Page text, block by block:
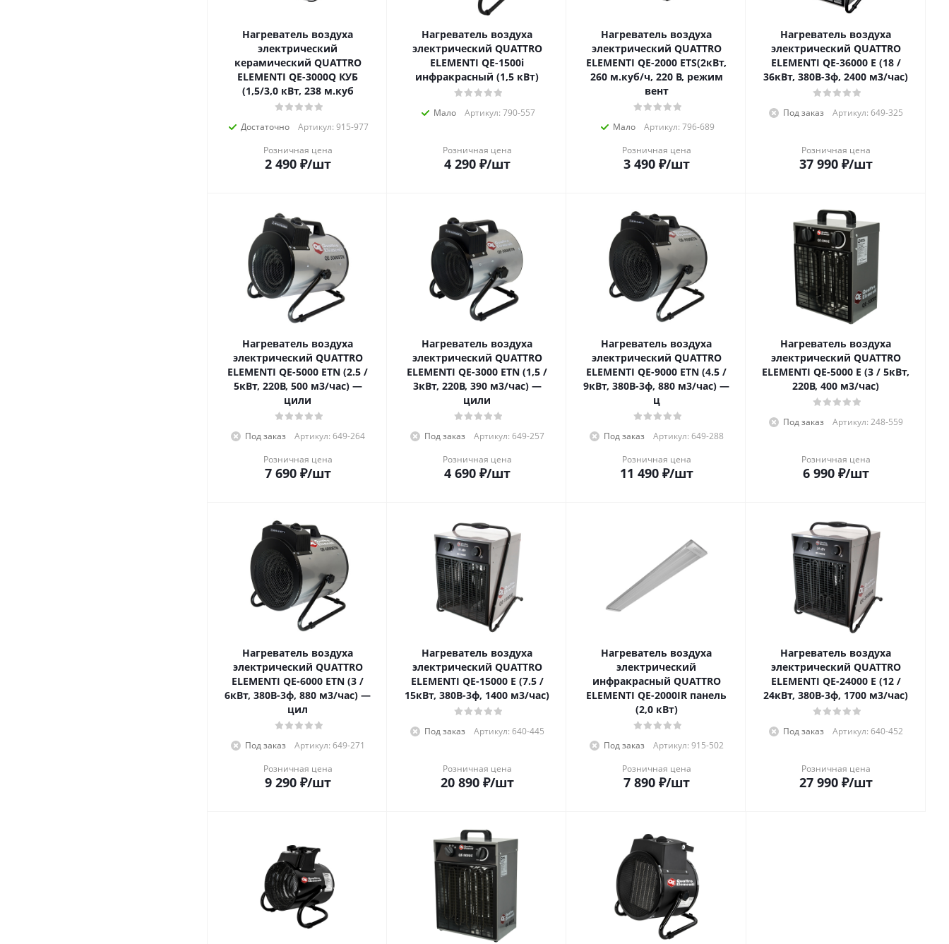
Нагреватель воздуха
электрический
керамический QUATTRO
ELEMENTI QE-3000Q КУБ
(1,5/3,0 кВт, 238 м.куб
Достаточно
Артикул: 915-977
Розничная цена
2 490₽/шт
Нагреватель воздуха
электрический QUATTRO
ELEMENTI QE-1500i
инфракрасный (1,5 кВт)
Мало Артикул: 790-557
Розничная цена
4 290₽/шт
Нагреватель воздуха
электрический QUATTRO
ELEMENTI QE-2000 ETS(2кВт,
260 м.куб/ч, 220 В, режим
вент
Мало
Артикул: 796-689
Розничная цена
3 490₽/шт
Нагреватель воздуха
электрический QUATTRO
ELEMENTI QE-36000 E (18 /
36кВт, 380В-3ф, 2400 м3/час)
Под заказ Артикул: 649-325
Розничная цена
37 990₽/шт
Нагреватель воздуха
электрический QUATTRO
ELEMENTI QE-5000 ETN (2.5 /
5кВт, 220В, 500 м3/час) —
цили
Под заказ
Артикул: 649-264
Розничная цена
7 690₽/шт
Нагреватель воздуха
электрический QUATTRO
ELEMENTI QE-3000 ETN (1,5 /
3кВт, 220В, 390 м3/час) —
цили
Под заказ
Артикул: 649-257
Розничная цена
4 690₽/шт
Нагреватель воздуха
электрический QUATTRO
ELEMENTI QE-9000 ETN (4.5 /
9кВт, 380В-3ф, 880 м3/час) —
ц
Под заказ
Артикул: 649-288
Розничная цена
11 490₽/шт
Нагреватель воздуха
электрический QUATTRO
ELEMENTI QE-5000 E (3 / 5кВт,
220В, 400 м3/час)
Под заказ Артикул: 248-559
Розничная цена
6 990₽/шт
Нагреватель воздуха
электрический QUATTRO
ELEMENTI QE-6000 ETN (3 /
6кВт, 380В-3ф, 880 м3/час) —
цил
Под заказ
Артикул: 649-271
Розничная цена
9 290₽/шт
Нагреватель воздуха
электрический QUATTRO
ELEMENTI QE-15000 E (7.5 /
15кВт, 380В-3ф, 1400 м3/час)
Под заказ Артикул: 640-445
Розничная цена
20 890₽/шт
Нагреватель воздуха
электрический
инфракрасный QUATTRO
ELEMENTI QE-2000IR панель
(2,0 кВт)
Под заказ
Артикул: 915-502
Розничная цена
7 890₽/шт
Нагреватель воздуха
электрический QUATTRO
ELEMENTI QE-24000 E (12 /
24кВт, 380В-3ф, 1700 м3/час)
Под заказ Артикул: 640-452
Розничная цена
27 990₽/шт